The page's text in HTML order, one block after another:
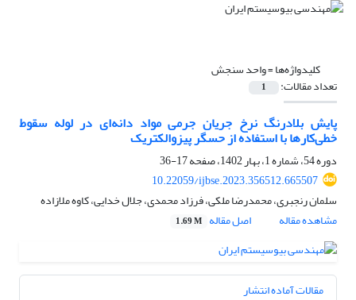
کلیدواژه‌ها =واحد سنجش
تعداد مقالات: 1
پایش بلادرنگ نرخ جریان جرمی مواد دانه‌ای در لوله سقوط
خطی‌کارها با استفاده از حسگر پیزوالکتریک
دوره 54، شماره 1، بهار 1402، صفحه
17-36
10.22059/ijbse.2023.356512.665507
سلمان رنجبری، محمدرضا ملکی، فرزاد محمدی، جلال خدایی، کاوه ملازاده
مشاهده مقاله
اصل مقاله 1.69 M
مقالات آماده انتشار